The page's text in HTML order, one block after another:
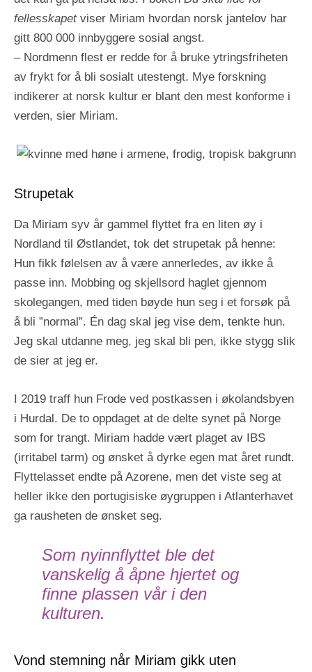
fellesskapetviser Miriam hvordan norsk jantelov har
gitt 800 000 innbyggere sosial angst.
– Nordmenn flest er redde for å bruke ytringsfriheten
av frykt for å bli sosialt utestengt. Mye forskning
indikerer at norsk kultur er blant den mest konforme i
verden, sier Miriam.
Strupetak
Da Miriam syv år gammel flyttet fra en liten øy i
Nordland til Østlandet, tok det strupetak på henne:
Hun fikk følelsen av å være annerledes, av ikke å
passe inn. Mobbing og skjellsord haglet gjennom
skolegangen, med tiden bøyde hun seg i et forsøk på
å bli ”normal”. Én dag skal jeg vise dem, tenkte hun.
Jeg skal utdanne meg, jeg skal bli pen, ikke stygg slik
de sier at jeg er.
I 2019 traff hun Frode ved postkassen i økolandsbyen
i Hurdal. De to oppdaget at de delte synet på Norge
som for trangt. Miriam hadde vært plaget av IBS
(irritabel tarm) og ønsket å dyrke egen mat året rundt.
Flyttelasset endte på Azorene, men det viste seg at
heller ikke den portugisiske øygruppen i Atlanterhavet
ga rausheten de ønsket seg.
Som nyinnflyttet ble det
vanskelig å åpne hjertet og
finne plassen vår i den
kulturen.
Vond stemning når Miriam gikk uten